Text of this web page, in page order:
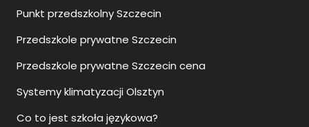
Punkt przedszkolny Szczecin
Przedszkole prywatne Szczecin
Przedszkole prywatne Szczecin cena
Systemy klimatyzacji Olsztyn
Co to jest szkoła językowa?